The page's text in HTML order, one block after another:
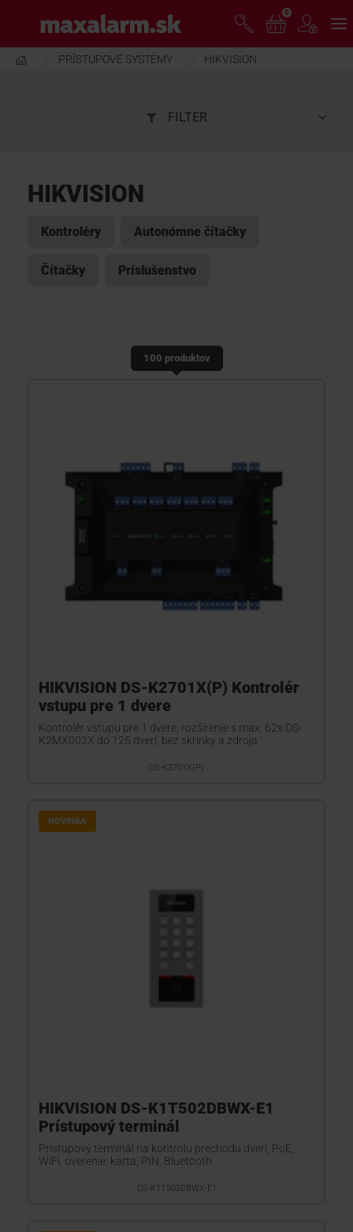
hlavnému
obsahu
www.maxalarm.sk
SPOLOČNOSŤ
0
PRÍSTUPOVÉ SYSTÉMY HIKVISION
FILTER
HIKVISION
Kontroléry Autonómne čítačky
Čítačky Príslušenstvo
100 produktov
HIKVISION DS-K2701X(P) Kontrolér
vstupu pre 1 dvere
Kontrolér vstupu pre 1 dvere, rozšírenie s max. 62x DS-
K2MX002X do 125 dverí, bez skrinky a zdroja
DS-K2701X(P)
NOVINKA
HIKVISION DS-K1T502DBWX-E1
Prístupový terminál
Prístupový terminál na kontrolu prechodu dverí, PoE,
WiFi, overenie: karta, PIN, Bluetooth
DS-K1T502DBWX-E1